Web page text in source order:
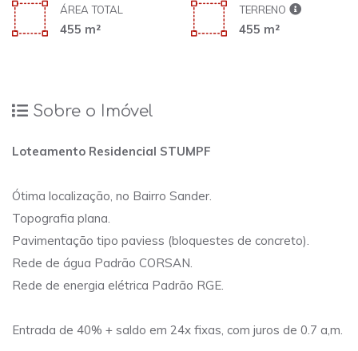
ÁREA TOTAL
455 m²
TERRENO
455 m²
Sobre o Imóvel
Loteamento Residencial STUMPF
Ótima localização, no Bairro Sander.
Topografia plana.
Pavimentação tipo paviess (bloquestes de concreto).
Rede de água Padrão CORSAN.
Rede de energia elétrica Padrão RGE.
Entrada de 40% + saldo em 24x fixas, com juros de 0.7 a,m.